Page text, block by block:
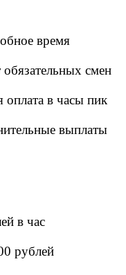
время
смен
в часы пик
выплаты
в час
рублей